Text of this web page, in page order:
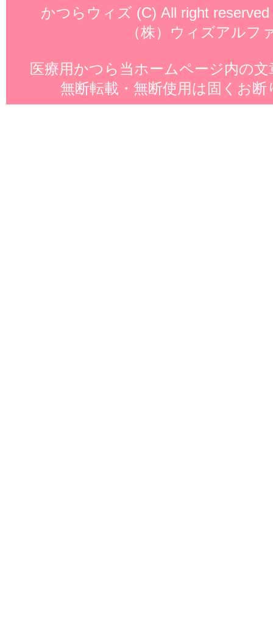
かつらウィズ (C) All right
（株）ウィズアルフ
医療用かつら 当ホームページ内の
無断転載・無断使用は固くお断